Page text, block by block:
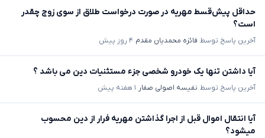
حداقل پیش‌قسط مهریه در صورت درخواست طلاق از سوی زوج چقدر
است؟
آخرین پاسخ توسط فائزه محمدیان مقدم ۴ روز پیش
آیا داشتن تنها یک خودرو شخصی جزء مستثنیات دین می باشد ؟
آخرین پاسخ توسط نفیسه اصولی صفار ۱ هفته پیش
آیا انتقال اموال قبل از اجرا گذاشتن مهریه فرار از دین محسوب
میشود؟